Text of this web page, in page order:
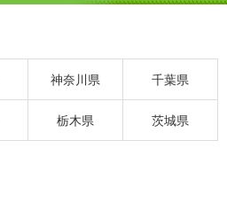
神奈川県 千葉県
栃木県 茨城県